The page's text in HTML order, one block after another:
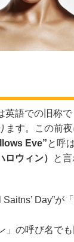
英語での旧称
ます。この前
Eve”と呼
ウィン）
と
Day”が
の呼び名でも